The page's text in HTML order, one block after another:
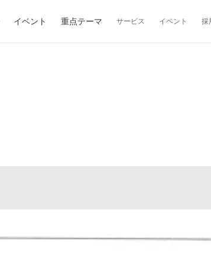
イベント 重点テーマ サービス イベント 採